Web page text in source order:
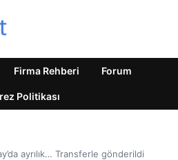
Firma Rehberi Forum
Politikası
ayrılık… Transferle gönderildi